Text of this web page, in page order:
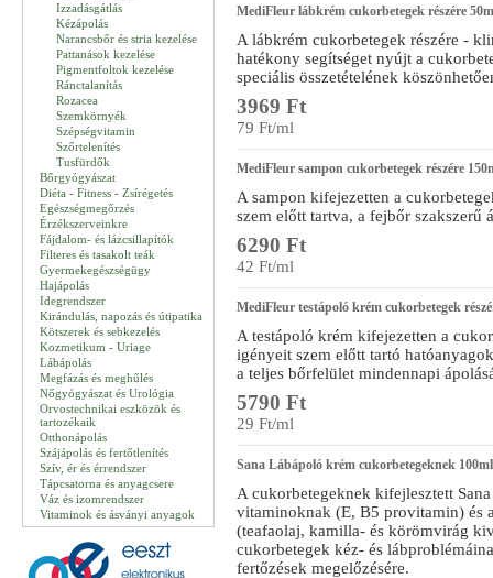
Izzadásgátlás
Kézápolás
Narancsbőr és stria kezelése
Pattanások kezelése
Pigmentfoltok kezelése
Ránctalanítás
Rozacea
Szemkörnyék
Szépségvitamin
Szőrtelenítés
Tusfürdők
Bőrgyógyászat
Diéta - Fitness - Zsírégetés
Egészségmegőrzés
Érzékszerveinkre
Fájdalom- és lázcsillapítók
Filteres és tasakolt teák
Gyermekegészségügy
Hajápolás
Idegrendszer
Kirándulás, napozás és útipatika
Kötszerek és sebkezelés
Kozmetikum - Uriage
Lábápolás
Megfázás és meghűlés
Nőgyógyászat és Urológia
Orvostechnikai eszközök és
tartozékaik
Otthonápolás
Szájápolás és fertőtlenítés
Szív, ér és érrendszer
Tápcsatorna és anyagcsere
Váz és izomrendszer
Vitaminok és ásványi anyagok
MediFleur lábkrém cukorbetegek részére
A lábkrém cukorbetegek részére -
hatékony segítséget nyújt a
speciális összetételének
3969 Ft
79 Ft/ml
MediFleur sampon cukorbetegek részére
A sampon kifejezetten a
szem előtt tartva, a fejbőr szakszerű
6290 Ft
42 Ft/ml
MediFleur testápoló krém cukorbetegek
A testápoló krém kifejezetten a
igényeit szem előtt tartó
a teljes bőrfelület mindennapi
5790 Ft
29 Ft/ml
Sana Lábápoló krém cukorbetegeknek 100ml
A cukorbetegeknek kifejlesztett
vitaminoknak (E, B5 provitamin) és
(teafaolaj, kamilla- és körömvirág
cukorbetegek kéz- és
fertőzések megelőzésére.